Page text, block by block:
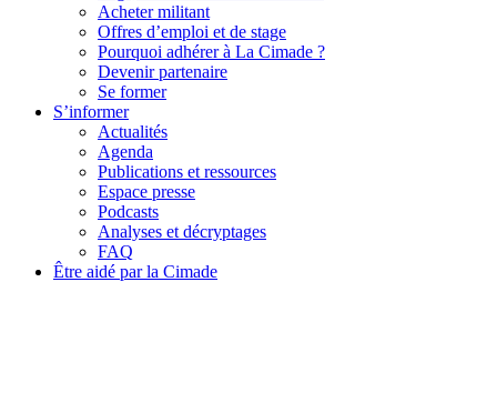
Acheter militant
Offres d’emploi et de stage
Pourquoi adhérer à La Cimade ?
Devenir partenaire
Se former
S’informer
Actualités
Agenda
Publications et ressources
Espace presse
Podcasts
Analyses et décryptages
FAQ
Être aidé par la Cimade